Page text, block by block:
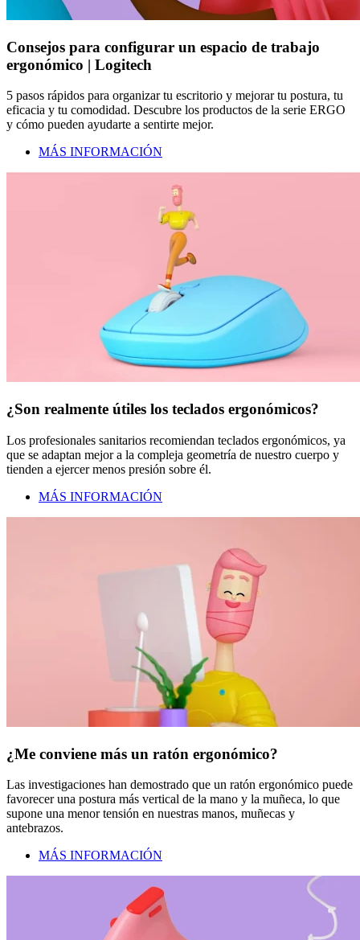
Consejos para configurar un espacio de trabajo
ergonómico | Logitech
5 pasos rápidos para organizar tu escritorio y mejorar tu postura, tu
eficacia y tu comodidad. Descubre los productos de la serie ERGO
y cómo pueden ayudarte a sentirte mejor.
MÁS INFORMACIÓN
¿Son realmente útiles los teclados ergonómicos?
Los profesionales sanitarios recomiendan teclados ergonómicos, ya
que se adaptan mejor a la compleja geometría de nuestro cuerpo y
tienden a ejercer menos presión sobre él.
MÁS INFORMACIÓN
¿Me conviene más un ratón ergonómico?
Las investigaciones han demostrado que un ratón ergonómico puede
favorecer una postura más vertical de la mano y la muñeca, lo que
supone una menor tensión en nuestras manos, muñecas y
antebrazos.
MÁS INFORMACIÓN